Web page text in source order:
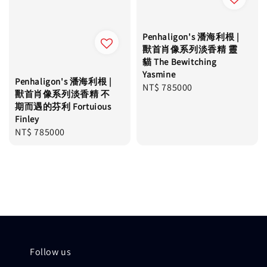
Penhaligon's 潘海利根 |
獸首肖像系列淡香精 不
期而遇的芬利 Fortuious
Finley
Regular
NT$ 785000
Penhaligon's 潘海利根 |
獸首肖像系列淡香精 靈
貓 The Bewitching
Yasmine
Regular
NT$ 785000
Follow us